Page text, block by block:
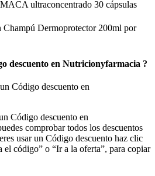
ultraconcentrado 30 cápsulas
Dermoprotector 200ml por
descuento en Nutricionyfarmacia ?
Código descuento en
Código descuento en
comprobar todos los descuentos
usar un Código descuento haz clic
el código” o “Ir a la oferta”, para copiar